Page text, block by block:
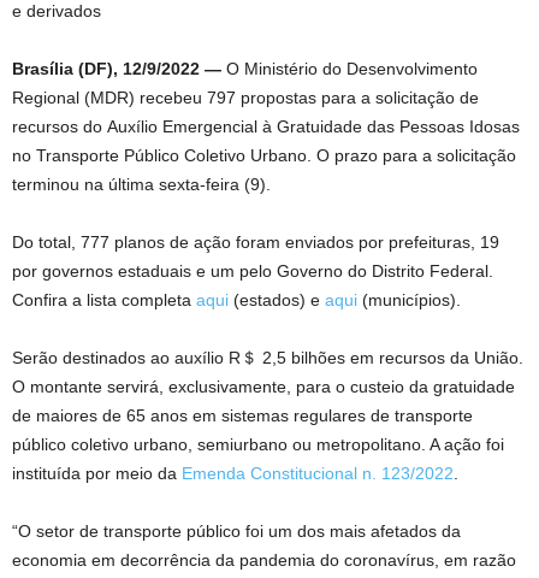
e derivados
Brasília (DF), 12/9/2022 — O Ministério do Desenvolvimento
Regional (MDR) recebeu 797 propostas para a solicitação de
recursos do Auxílio Emergencial à Gratuidade das Pessoas Idosas
no Transporte Público Coletivo Urbano. O prazo para a solicitação
terminou na última sexta-feira (9).
Do total, 777 planos de ação foram enviados por prefeituras, 19
por governos estaduais e um pelo Governo do Distrito Federal.
Confira a lista completa aqui (estados) e aqui (municípios).
Serão destinados ao auxílio R＄ 2,5 bilhões em recursos da União.
O montante servirá, exclusivamente, para o custeio da gratuidade
de maiores de 65 anos em sistemas regulares de transporte
público coletivo urbano, semiurbano ou metropolitano. A ação foi
instituída por meio da Emenda Constitucional n. 123/2022
“O setor de transporte público foi um dos mais afetados da
economia em decorrência da pandemia do coronavírus, em razão